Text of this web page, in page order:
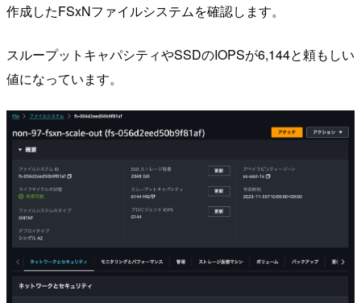
作成したFSxNファイルシステムを確認します。
スループットキャパシティやSSDのIOPSが6,144と頼もしい
値になっています。